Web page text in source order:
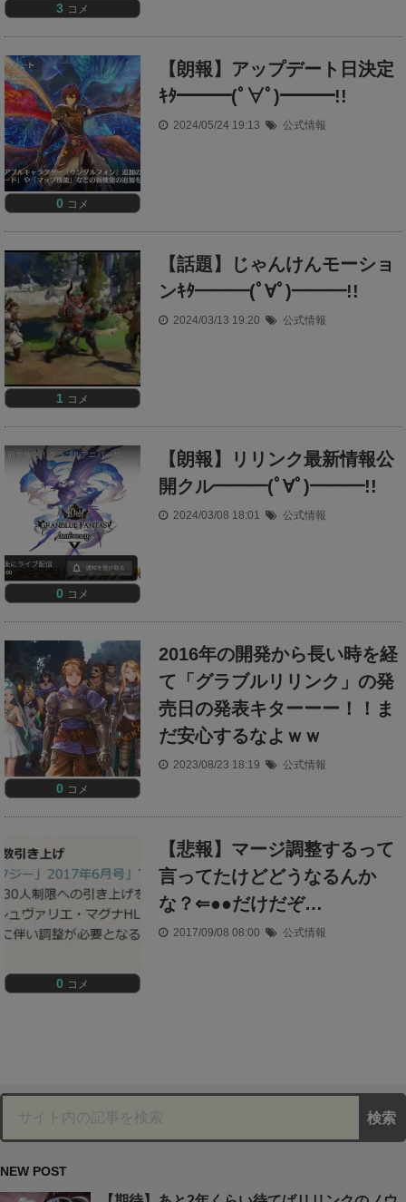
3 コメ
0 コメ
【朗報】アップデート日決定
ｷﾀ━━━(ﾟ∀ﾟ)━━━!!
2024/05/24 19:13 公式情報
1 コメ
【話題】じゃんけんモーショ
ンｷﾀ━━━(ﾟ∀ﾟ)━━━!!
2024/03/13 19:20 公式情報
0 コメ
【朗報】リリンク最新情報公
開クル━━━(ﾟ∀ﾟ)━━━!!
2024/03/08 18:01 公式情報
0 コメ
2016年の開発から長い時を経
て「グラブルリリンク」の発
売日の発表キターーー！！ま
だ安心するなよｗｗ
2023/08/23 18:19 公式情報
0 コメ
【悲報】マージ調整するって
言ってたけどどうなるんか
な？⇐●●だけだぞ…
2017/09/08 08:00 公式情報
NEW POST